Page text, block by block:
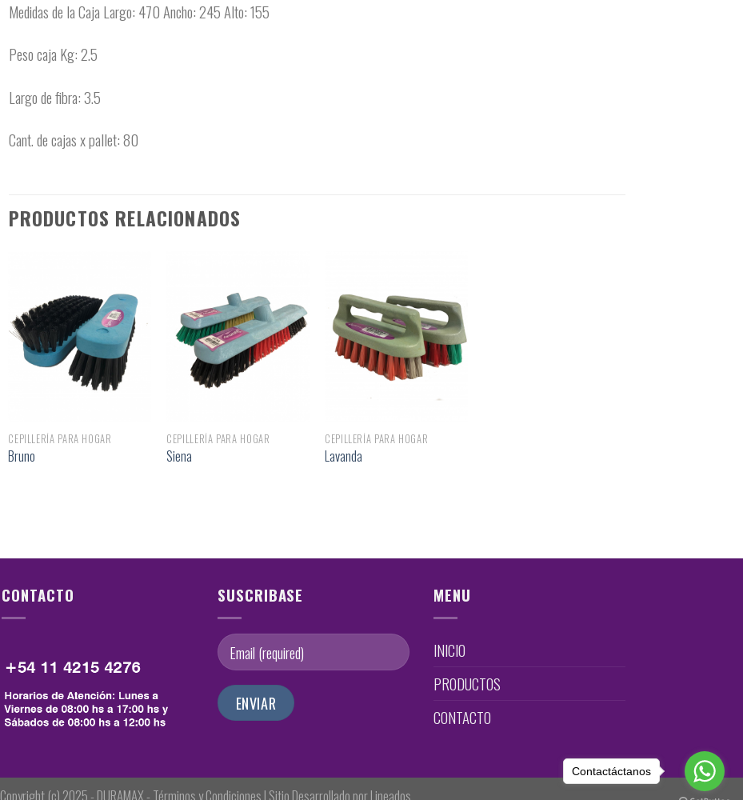
Medidas de la Caja Largo: 470 Ancho: 245 Alto: 155
Peso caja Kg: 2.5
Largo de fibra: 3.5
Cant. de cajas x pallet: 80
PRODUCTOS RELACIONADOS
CEPILLERÍA PARA HOGAR
Bruno
CEPILLERÍA PARA HOGAR
Siena
CEPILLERÍA PARA HOGAR
Lavanda
CONTACTO SUSCRIBASE MENU
INICIO
PRODUCTOS
CONTACTO
Copyright (c) 2025 - DURAMAX - Términos y Condiciones | Sitio Desarrollado por Lineados
Contactáctanos